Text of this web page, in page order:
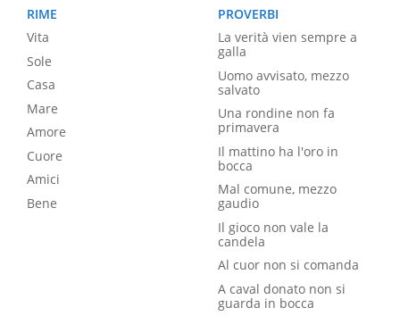
RIME
Vita
Sole
Casa
Mare
Amore
Cuore
Amici
Bene
PROVERBI
La verità vien sempre a
galla
Uomo avvisato, mezzo
salvato
Una rondine non fa
primavera
Il mattino ha l'oro in
bocca
Mal comune, mezzo
gaudio
Il gioco non vale la
candela
Al cuor non si comanda
A caval donato non si
guarda in bocca